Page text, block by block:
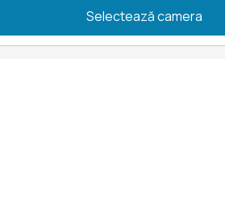
Selectează camera